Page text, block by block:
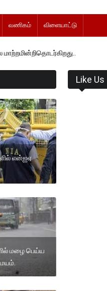
வணிகம் விளையாட்டு
என்ஐஏ
மழை பெய்ய
Like Us